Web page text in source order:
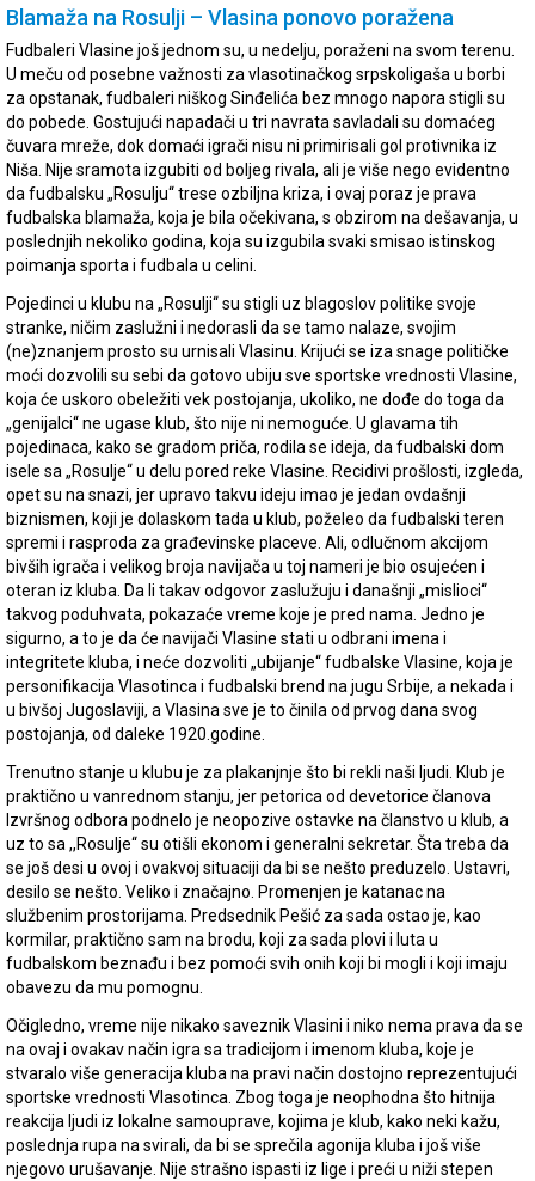
Blamaža na Rosulji – Vlasina ponovo poražena
Fudbaleri Vlasine još jednom su, u nedelju, poraženi na svom terenu.
U meču od posebne važnosti za vlasotinačkog srpskoligaša u borbi
za opstanak, fudbaleri niškog Sinđelića bez mnogo napora stigli su
do pobede. Gostujući napadači u tri navrata savladali su domaćeg
čuvara mreže, dok domaći igrači nisu ni primirisali gol protivnika iz
Niša. Nije sramota izgubiti od boljeg rivala, ali je više nego evidentno
da fudbalsku „Rosulju“ trese ozbiljna kriza, i ovaj poraz je prava
fudbalska blamaža, koja je bila očekivana, s obzirom na dešavanja, u
poslednjih nekoliko godina, koja su izgubila svaki smisao istinskog
poimanja sporta i fudbala u celini.
Pojedinci u klubu na „Rosulji“ su stigli uz blagoslov politike svoje
stranke, ničim zaslužni i nedorasli da se tamo nalaze, svojim
(ne)znanjem prosto su urnisali Vlasinu. Krijući se iza snage političke
moći dozvolili su sebi da gotovo ubiju sve sportske vrednosti Vlasine,
koja će uskoro obeležiti vek postojanja, ukoliko, ne dođe do toga da
„genijalci“ ne ugase klub, što nije ni nemoguće. U glavama tih
pojedinaca, kako se gradom priča, rodila se ideja, da fudbalski dom
isele sa „Rosulje“ u delu pored reke Vlasine. Recidivi prošlosti, izgleda,
opet su na snazi, jer upravo takvu ideju imao je jedan ovdašnji
biznismen, koji je dolaskom tada u klub, poželeo da fudbalski teren
spremi i rasproda za građevinske placeve. Ali, odlučnom akcijom
bivših igrača i velikog broja navijača u toj nameri je bio osujećen i
oteran iz kluba. Da li takav odgovor zaslužuju i današnji „mislioci“
takvog poduhvata, pokazaće vreme koje je pred nama. Jedno je
sigurno, a to je da će navijači Vlasine stati u odbrani imena i
integritete kluba, i neće dozvoliti „ubijanje“ fudbalske Vlasine, koja je
personifikacija Vlasotinca i fudbalski brend na jugu Srbije, a nekada i
u bivšoj Jugoslaviji, a Vlasina sve je to činila od prvog dana svog
postojanja, od daleke 1920.godine.
Trenutno stanje u klubu je za plakanjnje što bi rekli naši ljudi. Klub je
praktično u vanrednom stanju, jer petorica od devetorice članova
Izvršnog odbora podnelo je neopozive ostavke na članstvo u klub, a
uz to sa ,,Rosulje“ su otišli ekonom i generalni sekretar. Šta treba da
se još desi u ovoj i ovakvoj situaciji da bi se nešto preduzelo. Ustavri,
desilo se nešto. Veliko i značajno. Promenjen je katanac na
službenim prostorijama. Predsednik Pešić za sada ostao je, kao
kormilar, praktično sam na brodu, koji za sada plovi i luta u
fudbalskom beznađu i bez pomoći svih onih koji bi mogli i koji imaju
obavezu da mu pomognu.
Očigledno, vreme nije nikako saveznik Vlasini i niko nema prava da se
na ovaj i ovakav način igra sa tradicijom i imenom kluba, koje je
stvaralo više generacija kluba na pravi način dostojno reprezentujući
sportske vrednosti Vlasotinca. Zbog toga je neophodna što hitnija
reakcija ljudi iz lokalne samouprave, kojima je klub, kako neki kažu,
poslednja rupa na svirali, da bi se sprečila agonija kluba i još više
njegovo urušavanje. Nije strašno ispasti iz lige i preći u niži stepen